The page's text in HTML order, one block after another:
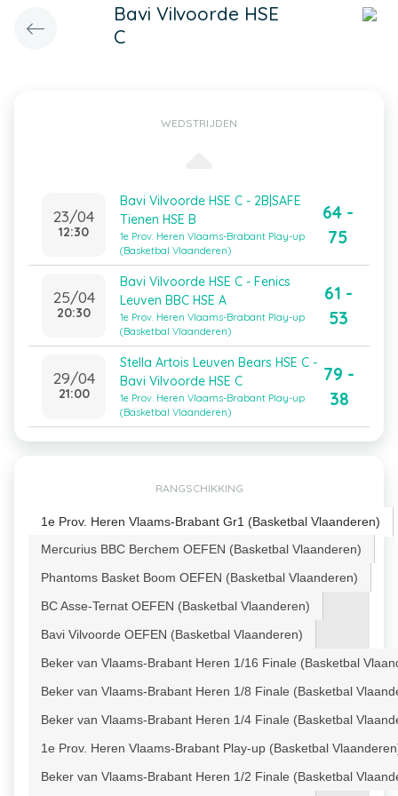
Bavi Vilvoorde HSE
C
WEDSTRIJDEN
23/04
12:30
Bavi Vilvoorde HSE C - 2B|SAFE
Tienen HSE B
1e Prov. Heren Vlaams-Brabant Play-up
(Basketbal Vlaanderen)
64 -
75
25/04
20:30
Bavi Vilvoorde HSE C - Fenics
Leuven BBC HSE A
1e Prov. Heren Vlaams-Brabant Play-up
(Basketbal Vlaanderen)
61 -
53
29/04
21:00
Stella Artois Leuven Bears HSE C -
Bavi Vilvoorde HSE C
1e Prov. Heren Vlaams-Brabant Play-up
(Basketbal Vlaanderen)
79 -
38
RANGSCHIKKING
1e Prov. Heren Vlaams-Brabant Gr1 (Basketbal Vlaanderen)
Mercurius BBC Berchem OEFEN (Basketbal Vlaanderen)
Phantoms Basket Boom OEFEN (Basketbal Vlaanderen)
BC Asse-Ternat OEFEN (Basketbal Vlaanderen)
Bavi Vilvoorde OEFEN (Basketbal Vlaanderen)
Beker van Vlaams-Brabant Heren 1/16 Finale (Basketbal
Beker van Vlaams-Brabant Heren 1/8 Finale (Basketbal
Beker van Vlaams-Brabant Heren 1/4 Finale (Basketbal
1e Prov. Heren Vlaams-Brabant Play-up (Basketbal
Beker van Vlaams-Brabant Heren 1/2 Finale (Basketbal